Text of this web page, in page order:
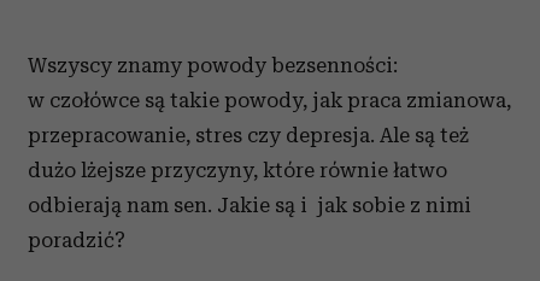
Wszyscy znamy powody bezsenności:
w czołówce są takie powody, jak praca zmianowa,
przepracowanie, stres czy depresja. Ale są też
dużo lżejsze przyczyny, które równie łatwo
odbierają nam sen. Jakie są i jak sobie z nimi
poradzić?